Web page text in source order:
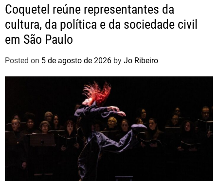
Coquetel reúne representantes da
cultura, da política e da sociedade civil
em São Paulo
Posted on 5 de agosto de 2026 by Jo Ribeiro